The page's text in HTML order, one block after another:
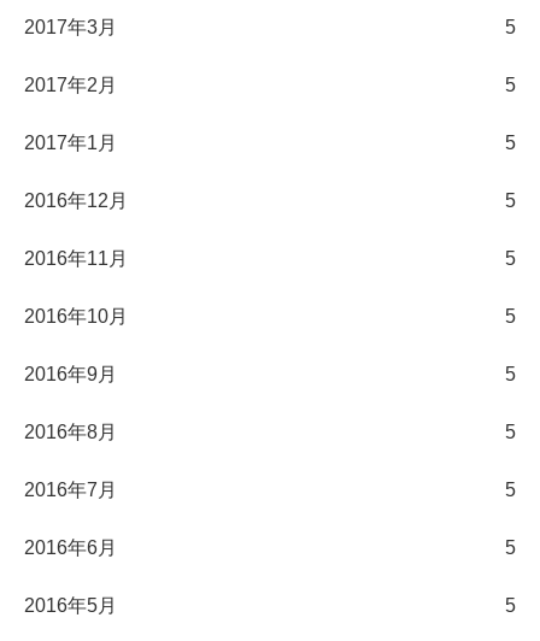
2017年3月 5
2017年2月 5
2017年1月 5
2016年12月 5
2016年11月 5
2016年10月 5
2016年9月 5
2016年8月 5
2016年7月 5
2016年6月 5
2016年5月 5